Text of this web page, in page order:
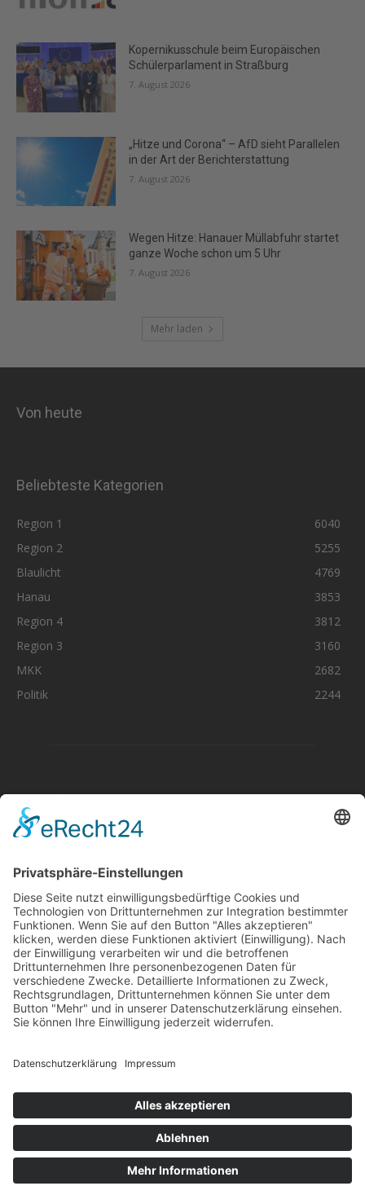
Kopernikusschule beim Europäischen
Schülerparlament in Straßburg
7. August 2026
„Hitze und Corona“ – AfD sieht Parallelen
in der Art der Berichterstattung
7. August 2026
Wegen Hitze: Hanauer Müllabfuhr startet
ganze Woche schon um 5 Uhr
7. August 2026
Mehr laden
Von heute
Beliebteste Kategorien
Region 1
6040
Region 2
5255
Blaulicht
4769
Hanau
3853
Region 4
3812
Region 3
3160
MKK
2682
Politik
2244
Aktuelle Nachrichten aus dem MKK-Kreis.
Kontaktiere uns:team@mkk-echo.de
JetztBericht einreichen
Folge uns auf SocialMedia
© All rights reserved Main-Kinzig Echo